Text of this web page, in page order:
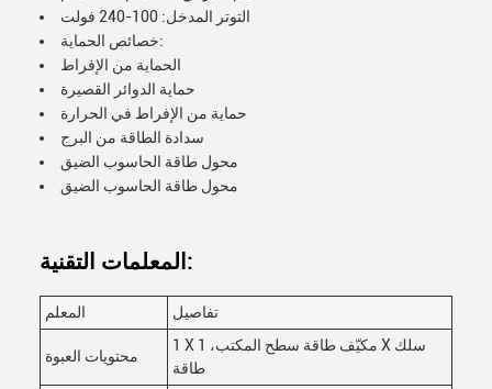
التوتر المدخل: 100-240 فولت
خصائص الحماية:
الحماية من الإفراط
حماية الدوائر القصيرة
حماية من الإفراط في الحرارة
سدادة الطاقة من البرج
محول طاقة الحاسوب الضيق
محول طاقة الحاسوب الضيق
المعلمات التقنية:
المعلم تفاصيل
محتويات العبوة
1 X مكيّف طاقة سطح المكتب، 1 X سلك
طاقة